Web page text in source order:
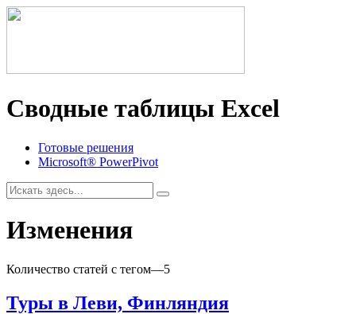
Сводные таблицы Excel
Готовые решения
Microsoft® PowerPivot
Изменения
Количество статей с тегом—5
Туры в Леви, Финляндия